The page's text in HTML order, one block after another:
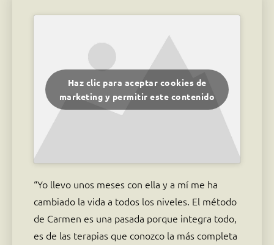
Haz clic para aceptar cookies de
marketing y permitir este contenido
“Yo llevo unos meses con ella y a mí me ha
cambiado la vida a todos los niveles. El método
de Carmen es una pasada porque integra todo,
es de las terapias que conozco la más completa